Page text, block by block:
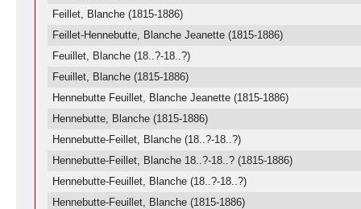
Feillet, Blanche (1815-1886)
Feillet-Hennebutte, Blanche Jeanette (1815-1886)
Feuillet, Blanche (18..?-18..?)
Feuillet, Blanche (1815-1886)
Hennebutte Feuillet, Blanche Jeanette (1815-1886)
Hennebutte, Blanche (1815-1886)
Hennebutte-Feillet, Blanche (18..?-18..?)
Hennebutte-Feillet, Blanche 18..?-18..? (1815-1886)
Hennebutte-Feuillet, Blanche (18..?-18..?)
Hennebutte-Feuillet, Blanche (1815-1886)